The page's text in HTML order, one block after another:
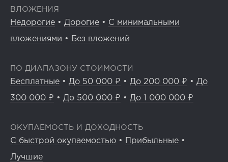
ВЛОЖЕНИЯ
Недорогие • Дорогие • С минимальными
вложениями • Без вложений
ПО ДИАПАЗОНУ СТОИМОСТИ
Бесплатные • До 50 000 ₽ • До 200 000 ₽ • До
300 000 ₽ • До 500 000 ₽ • До 1 000 000 ₽
ОКУПАЕМОСТЬ И ДОХОДНОСТЬ
С быстрой окупаемостью • Прибыльные •
Лучшие